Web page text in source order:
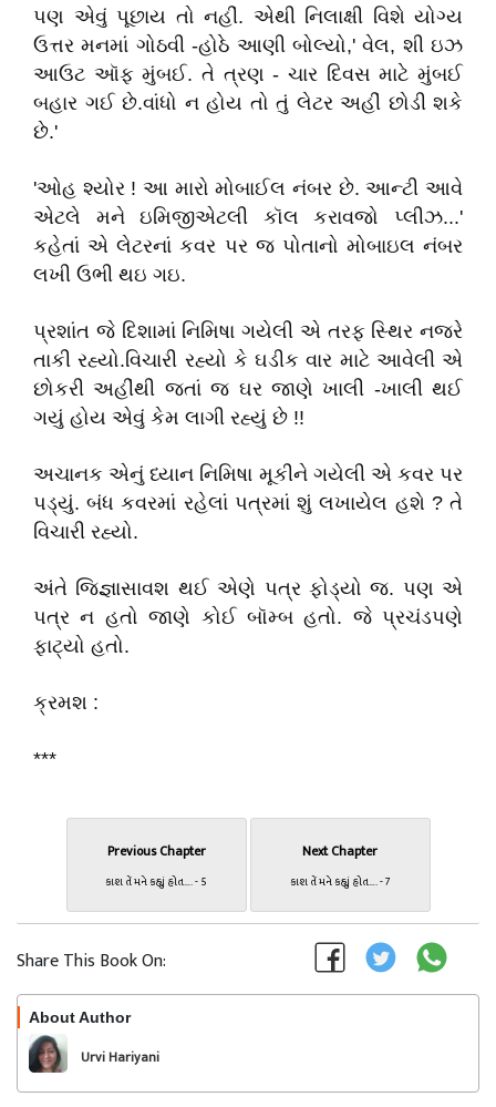
પણ એવું પૂછાય તો નહીં. એથી નિલાક્ષી વિશે યોગ્ય
ઉત્તર મનમાં ગોઠવી -હોઠે આણી બોલ્યો,' વેલ, શી ઇઝ
આઉટ ઑફ મુંબઈ. તે ત્રણ - ચાર દિવસ માટે મુંબઈ
બહાર ગઈ છે.વાંધો ન હોય તો તું લેટર અહીં છોડી શકે
છે.'
'ઓહ શ્યોર ! આ મારો મોબાઈલ નંબર છે. આન્ટી આવે
એટલે મને ઇમિજીએટલી કૉલ કરાવજો પ્લીઝ...'
કહેતાં એ લેટરનાં કવર પર જ પોતાનો મોબાઇલ નંબર
લખી ઉભી થઇ ગઇ.
પ્રશાંત જે દિશામાં નિમિષા ગયેલી એ તરફ સ્થિર નજરે
તાકી રહ્યો.વિચારી રહ્યો કે ઘડીક વાર માટે આવેલી એ
છોકરી અહીંથી જતાં જ ઘર જાણે ખાલી -ખાલી થઈ
ગયું હોય એવું કેમ લાગી રહ્યું છે !!
અચાનક એનું ધ્યાન નિમિષા મૂકીને ગયેલી એ કવર પર
પડ્યું. બંધ કવરમાં રહેલાં પત્રમાં શું લખાયેલ હશે ? તે
વિચારી રહ્યો.
અંતે જિજ્ઞાસાવશ થઈ એણે પત્ર ફોડ્યો જ. પણ એ
પત્ર ન હતો જાણે કોઈ બૉમ્બ હતો. જે પ્રચંડપણે
ફાટ્યો હતો.
ક્રમશ :
***
Previous Chapter
કાશ તેં મને કહ્યું હોત…. - 5
Next Chapter
કાશ તેં મને કહ્યું હોત…. - 7
Share This Book On:
About Author
Urvi Hariyani